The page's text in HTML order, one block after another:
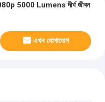
5000 Lumens দীর্ঘ জীবন
এখন যোগাযোগ